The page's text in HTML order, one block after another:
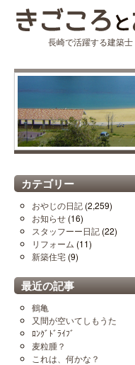
長崎で活躍する建築
カテゴリー
おやじの日記 (2,259)
お知らせ (16)
スタッフーー日記 (22)
リフォーム (11)
新築住宅 (9)
最近の記事
鶴亀
又間が空いてしもうた
ﾛﾝｸﾞﾄﾞﾗｲﾌﾞ
麦粒腫？
これは、何かな？